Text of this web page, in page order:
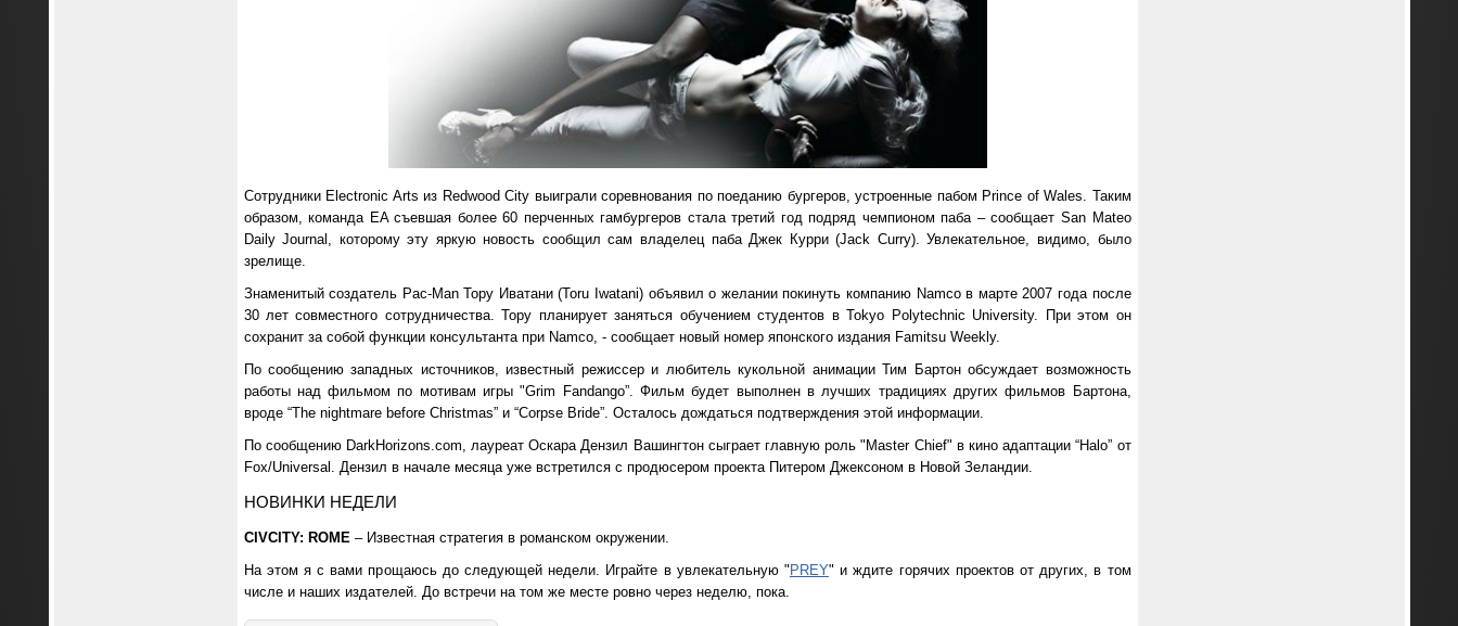
Сотрудники Electronic Arts из Redwood City выиграли соревнования по поеданию бургеров, устроенные пабом Prince of Wales. Таким
образом, команда EA съевшая более 60 перченных гамбургеров стала третий год подряд чемпионом паба – сообщает San Mateo
Daily Journal, которому эту яркую новость сообщил сам владелец паба Джек Курри (Jack Curry). Увлекательное, видимо, было
зрелище.
Знаменитый создатель Pac-Man Тору Иватани (Toru Iwatani) объявил о желании покинуть компанию Namco в марте 2007 года после
30 лет совместного сотрудничества. Тору планирует заняться обучением студентов в Tokyo Polytechnic University. При этом он
сохранит за собой функции консультанта при Namco, - сообщает новый номер японского издания Famitsu Weekly.
По сообщению западных источников, известный режиссер и любитель кукольной анимации Тим Бартон обсуждает возможность
работы над фильмом по мотивам игры "Grim Fandango”. Фильм будет выполнен в лучших традициях других фильмов Бартона,
вроде “The nightmare before Christmas” и “Corpse Bride”. Осталось дождаться подтверждения этой информации.
По сообщению DarkHorizons.com, лауреат Оскара Дензил Вашингтон сыграет главную роль "Master Chief" в кино адаптации “Halo” от
Fox/Universal. Дензил в начале месяца уже встретился с продюсером проекта Питером Джексоном в Новой Зеландии.
НОВИНКИ НЕДЕЛИ
CIVCITY: ROME– Известная стратегия в романском окружении.
На этом я с вами прощаюсь до следующей недели. Играйте в увлекательную " PREY" и ждите горячих проектов от других, в том
числе и наших издателей. До встречи на том же месте ровно через неделю, пока.